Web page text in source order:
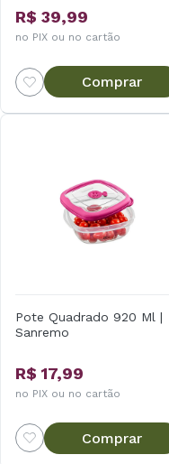
R$ 39,99
no PIX ou no cartão
Comprar
Pote Quadrado 920 Ml |
Sanremo
R$ 17,99
no PIX ou no cartão
Comprar